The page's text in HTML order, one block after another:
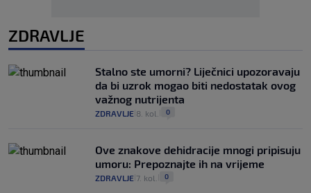
ZDRAVLJE
Stalno ste umorni? Liječnici upozoravaju
da bi uzrok mogao biti nedostatak ovog
važnog nutrijenta
ZDRAVLJE 8. kol. 0
Ove znakove dehidracije mnogi pripisuju
umoru: Prepoznajte ih na vrijeme
ZDRAVLJE 7. kol. 0